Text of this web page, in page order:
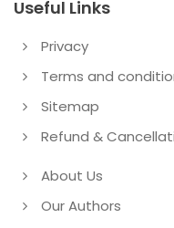
Useful Links
Privacy
Terms and
Sitemap
Refund &
About Us
Our Authors